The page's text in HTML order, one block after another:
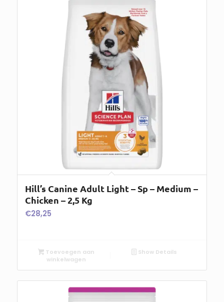
Hill’s Canine Adult Light – Sp – Medium –
Chicken – 2,5 Kg
€28,25
Toevoegen aan
winkelwagen
Show Details